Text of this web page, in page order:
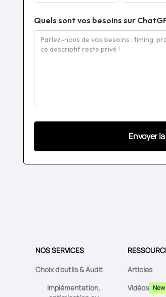
Quels sont vos besoins sur
NOS SERVICES
Choix d'outils & Audit
Implémentation,
Articles
Vidéos New